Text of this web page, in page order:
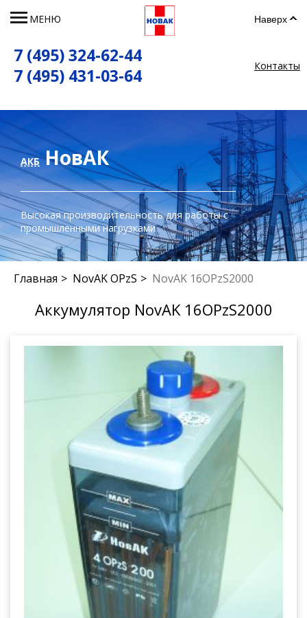
МЕНЮ Наверх
7 (495) 324-62-44
7 (495) 431-03-64
Контакты
АКБНовАК
Высокая производительность для работы с
промышленными нагрузками
Главная NovAK OPzS NovAK 16OPzS2000
Аккумулятор NovAK 16OPzS2000